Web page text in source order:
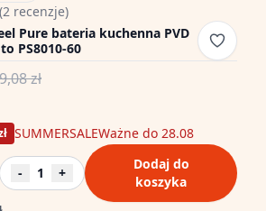
(2 recenzje)
Pure bateria kuchenna PVD
PS8010-60
zł
SUMMERSALEWażne do 28.08
- 1 +
Dodaj do
koszyka